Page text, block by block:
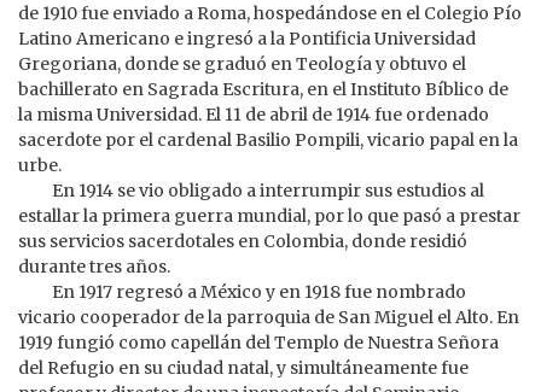
de 1910 fue enviado a Roma, hospedándose en el Colegio Pío
Latino Americano e ingresó a la Pontificia Universidad
Gregoriana, donde se graduó en Teología y obtuvo el
bachillerato en Sagrada Escritura, en el Instituto Bíblico de
la misma Universidad. El 11 de abril de 1914 fue ordenado
sacerdote por el cardenal Basilio Pompili, vicario papal en la
urbe.
En 1914 se vio obligado a interrumpir sus estudios al
estallar la primera guerra mundial, por lo que pasó a prestar
sus servicios sacerdotales en Colombia, donde residió
durante tres años.
En 1917 regresó a México y en 1918 fue nombrado
vicario cooperador de la parroquia de San Miguel el Alto. En
1919 fungió como capellán del Templo de Nuestra Señora
del Refugio en su ciudad natal, y simultáneamente fue